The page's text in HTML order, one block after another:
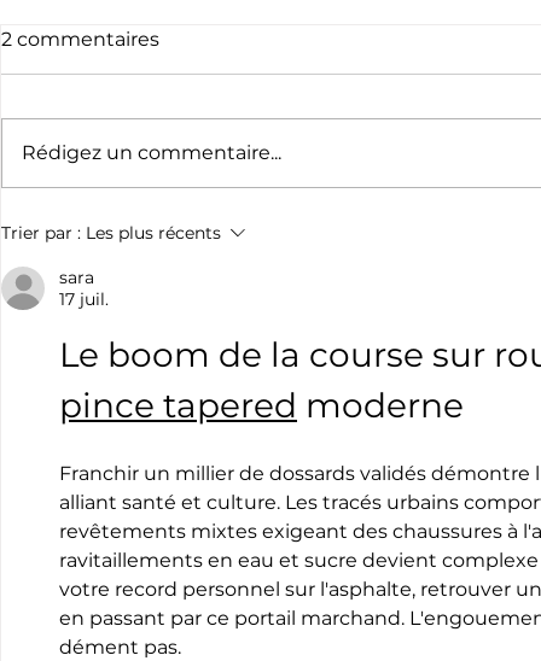
Appel à bénévoles -
2 commentaires
Rédigez un commentaire...
Trier par : Les plus récents
sara
17 juil.
Le boom de la course sur
pince tapered moderne
Franchir un millier de dossards validés
alliant santé et culture. Les tracés urbains
revêtements mixtes exigeant des chaussures à
ravitaillements en eau et sucre devient
votre record personnel sur l'asphalte, retrouver
en passant par ce portail marchand.
dément pas.